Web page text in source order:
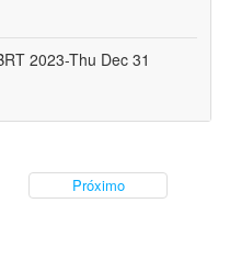
2023-Thu Dec 31
Próximo